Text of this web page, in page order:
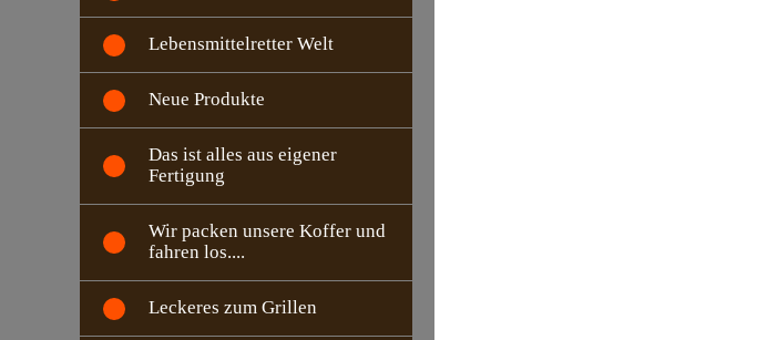
Lebensmittelretter Welt
Neue Produkte
Das ist alles aus eigener
Fertigung
Wir packen unsere Koffer und
fahren los....
Leckeres zum Grillen